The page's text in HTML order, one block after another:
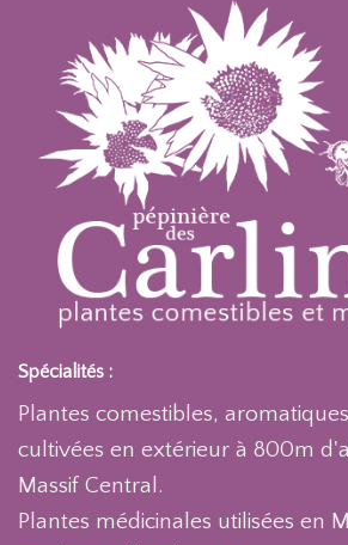
Spécialités :
Plantes comestibles,
cultivées en extérieur à 800m
Massif Central.
Plantes médicinales utilisées en